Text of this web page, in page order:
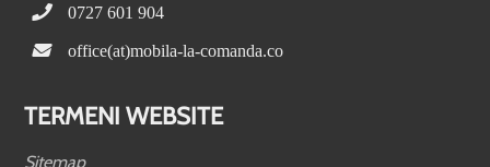
0727 601 904
office(at)mobila-la-comanda.co
TERMENI WEBSITE
Sitemap